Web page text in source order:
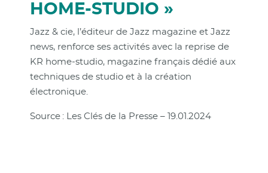
HOME-STUDIO »
Jazz & cie, l’éditeur de Jazz magazine et Jazz
news, renforce ses activités avec la reprise de
KR home-studio, magazine français dédié aux
techniques de studio et à la création
électronique.
Source : Les Clés de la Presse – 19.01.2024